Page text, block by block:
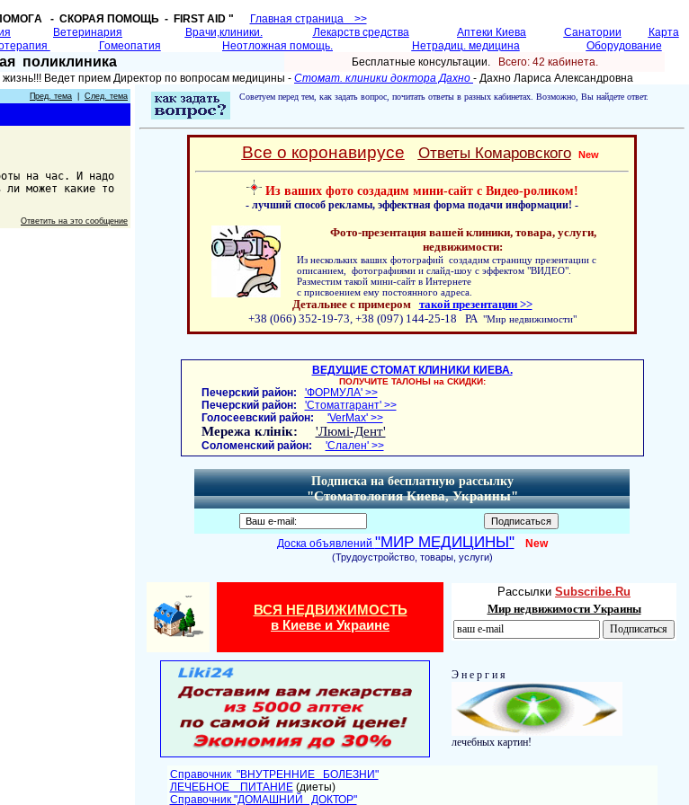
- СКОРАЯ ПОМОЩЬ - FIRST AID "
Главная страница >>
Ветеринария Врачи,клиники. Лекарств средства Аптеки Киева Санатории
Карта
Гомеопатия Неотложная помощь. Нетрадиц. медицина
Оборудование
поликлиника Бесплатные консультации.
Всего: 42 кабинетa.
Ведет прием Директор по вопросам медицины - Стомат. клиники доктора Дахно - Дахно Лариса Александровнa
Пред. тема След. тема
на час. И надо
ли может какие то
Ответить на это сообщение
Советуем перед тем, как задать вопрос, почитать ответы в разных кабинетах. Возможно, Вы найдете ответ.
Все о коронавирусе Ответы Комаровского New
Из ваших фото создадим мини-сайт с Видео-роликом!
- лучший способ рекламы, эффектная форма подачи информации! -
Фото-презентация вашей клиники, товара, услуги,
недвижимости:
Из нескольких ваших фотографий создадим страницу презентации с
описанием, фотографиями и слайд-шоу с эффектом "ВИДЕО".
Разместим такой мини-сайт в Интернете
с присвоением ему постоянного адреса.
Детальнее с примером такой презентации >>
+38 (066) 352-19-73, +38 (097) 144-25-18 РА "Мир недвижимости"
ВЕДУЩИЕ СТОМАТ КЛИНИКИ КИЕВА.
ПОЛУЧИТЕ ТАЛОНЫ на СКИДКИ:
Печерский район:
'ФОРМУЛА' >>
Печерский район:
'Стоматгарант' >>
Голосеевский район:
'VerMax' >>
Мережа клінік: 'Люмі-Дент'
Соломенский район: 'Слален' >>
Подписка на бесплатную рассылку
"Стоматология Киева, Украины"
Доска объявлений "МИР МЕДИЦИНЫ" New
(Трудоустройство, товары, услуги)
ВСЯ НЕДВИЖИМОСТЬ
в Киеве и Украине
Рассылки Subscribe.Ru
Мир недвижимости Украины
Э н е р г и я
лечебных картин!
Справочник "ВНУТРЕННИЕ БОЛЕЗНИ"
ЛЕЧЕБНОЕ ПИТАНИЕ(диеты)
Cправочник "ДОМАШНИЙ ДОКТОР"